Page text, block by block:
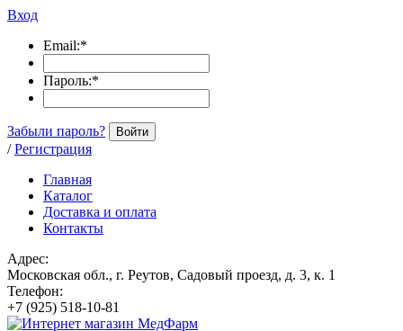
Вход
Email:*
Пароль:*
Забыли пароль? Войти
/ Регистрация
Главная
Каталог
Доставка и оплата
Контакты
Адрес:
Московская обл., г. Реутов, Садовый проезд, д. 3, к. 1
Телефон:
+7 (925) 518-10-81